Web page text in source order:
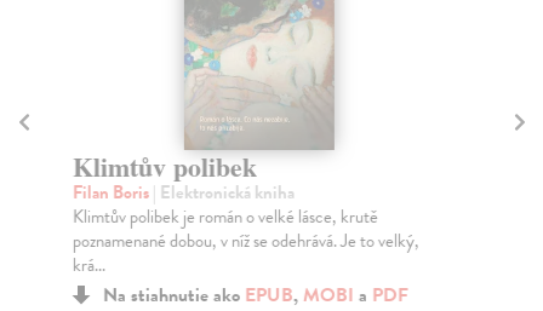
Klimtův polibek
Filan Boris| Elektronická kniha
Klimtův polibek je román o velké lásce, krutě
poznamenané dobou, v níž se odehrává. Je to velký,
krá...
Na stiahnutie ako EPUB,MOBI a PDF